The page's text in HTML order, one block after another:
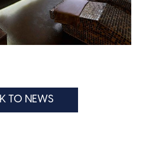
TO NEWS